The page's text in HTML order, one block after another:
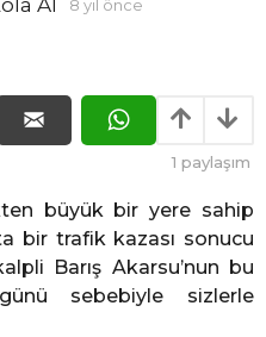
8 yıl önce
ö
c
1 paylaşım
büyük bir yere sahip
bir trafik kazası sonucu
Barış Akarsu’nun bu
sebebiyle sizlerle